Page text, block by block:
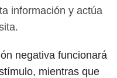
información y actúa
negativa funcionará
mientras que